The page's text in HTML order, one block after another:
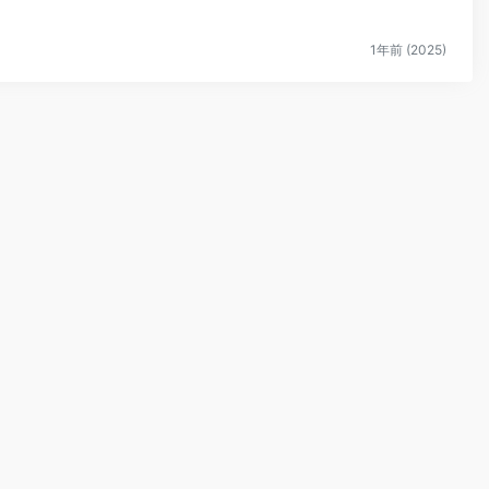
1年前 (2025)